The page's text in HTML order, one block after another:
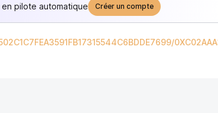
pilote automatique Créer un compte
/